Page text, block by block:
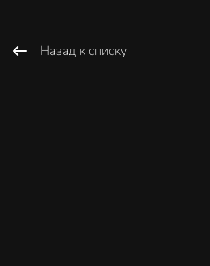
Назад к списку